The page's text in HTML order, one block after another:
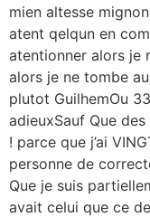
mien altesse
atent qelqun en
atentionner alors je
alors je ne tombe
plutot GuilhemOu
adieuxSauf Que
! parce que j’ai
personne de
Que je suis
avait celui que ce